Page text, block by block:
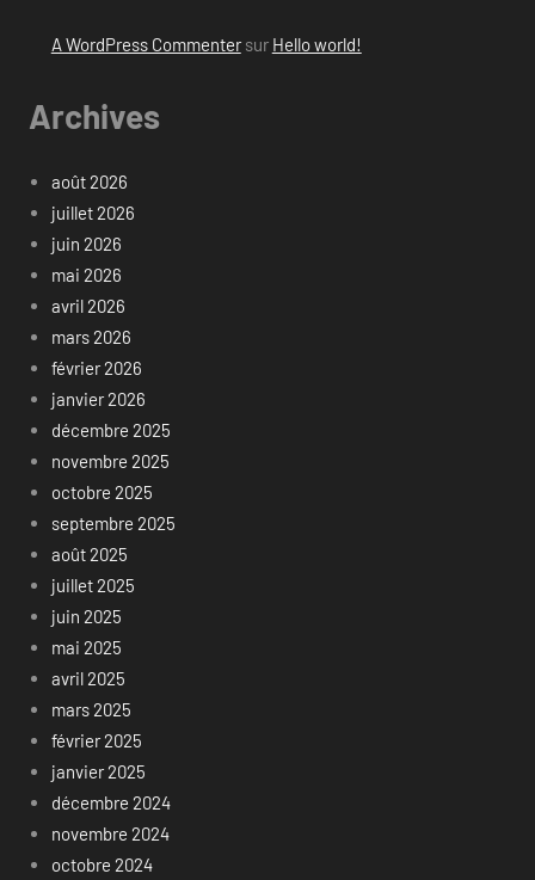
A WordPress Commentersur Hello world!
Archives
août 2026
juillet 2026
juin 2026
mai 2026
avril 2026
mars 2026
février 2026
janvier 2026
décembre 2025
novembre 2025
octobre 2025
septembre 2025
août 2025
juillet 2025
juin 2025
mai 2025
avril 2025
mars 2025
février 2025
janvier 2025
décembre 2024
novembre 2024
octobre 2024